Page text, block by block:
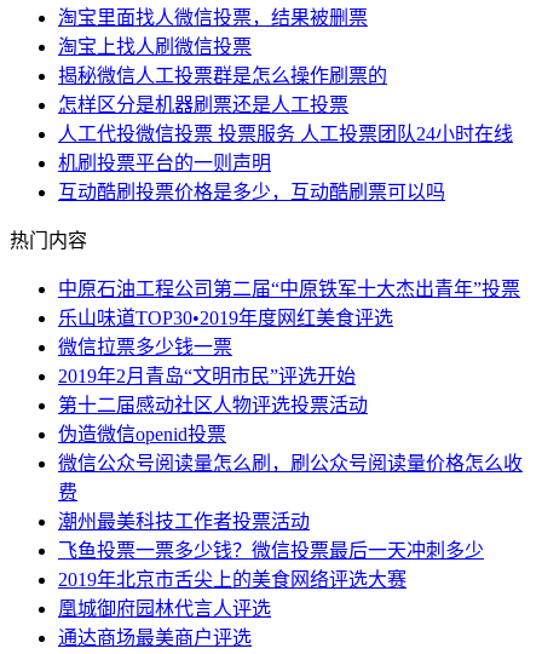
淘宝里面找人微信投票，结果被删票
淘宝上找人刷微信投票
揭秘微信人工投票群是怎么操作刷票的
怎样区分是机器刷票还是人工投票
人工代投微信投票 投票服务 人工投票团队24小时在线
机刷投票平台的一则声明
互动酷刷投票价格是多少，互动酷刷票可以吗
热门内容
中原石油工程公司第二届“中原铁军十大杰出青年”投票
乐山味道TOP30•2019年度网红美食评选
微信拉票多少钱一票
2019年2月青岛“文明市民”评选开始
第十二届感动社区人物评选投票活动
伪造微信openid投票
微信公众号阅读量怎么刷，刷公众号阅读量价格怎么收
费
潮州最美科技工作者投票活动
飞鱼投票一票多少钱？微信投票最后一天冲刺多少
2019年北京市舌尖上的美食网络评选大赛
凰城御府园林代言人评选
通达商场最美商户评选